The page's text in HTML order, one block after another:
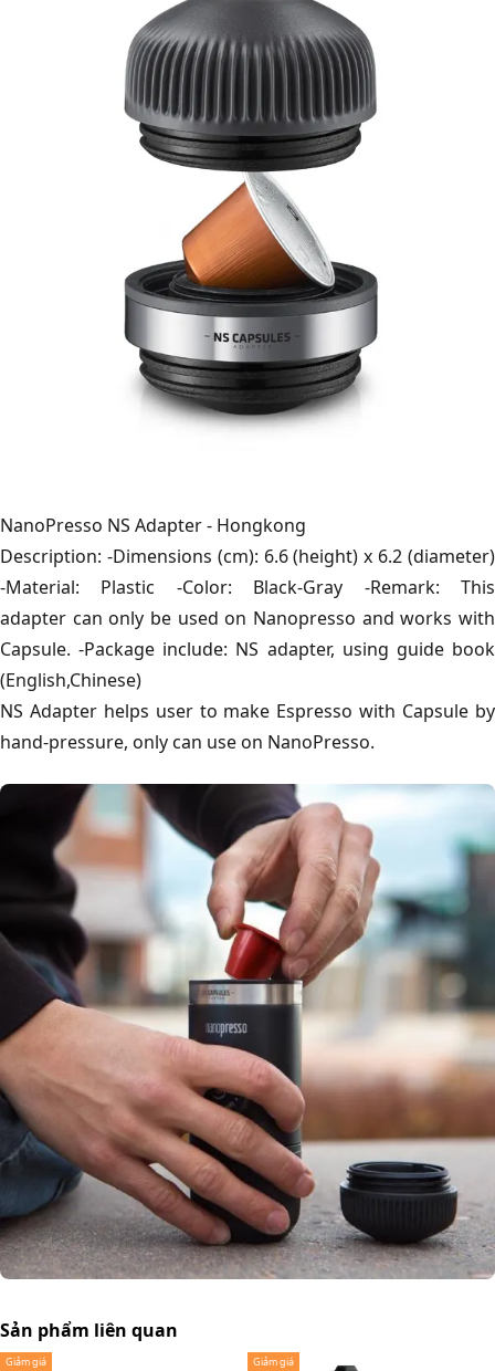
NanoPresso NS Adapter - Hongkong
Description: -Dimensions (cm): 6.6 (height) x 6.2 (diameter)
-Material: Plastic -Color: Black-Gray -Remark: This
adapter can only be used on Nanopresso and works with
Capsule. -Package include: NS adapter, using guide book
(English,Chinese)
NS Adapter helps user to make Espresso with Capsule by
hand-pressure, only can use on NanoPresso.
Sản phẩm liên quan
Giảm giá Giảm giá